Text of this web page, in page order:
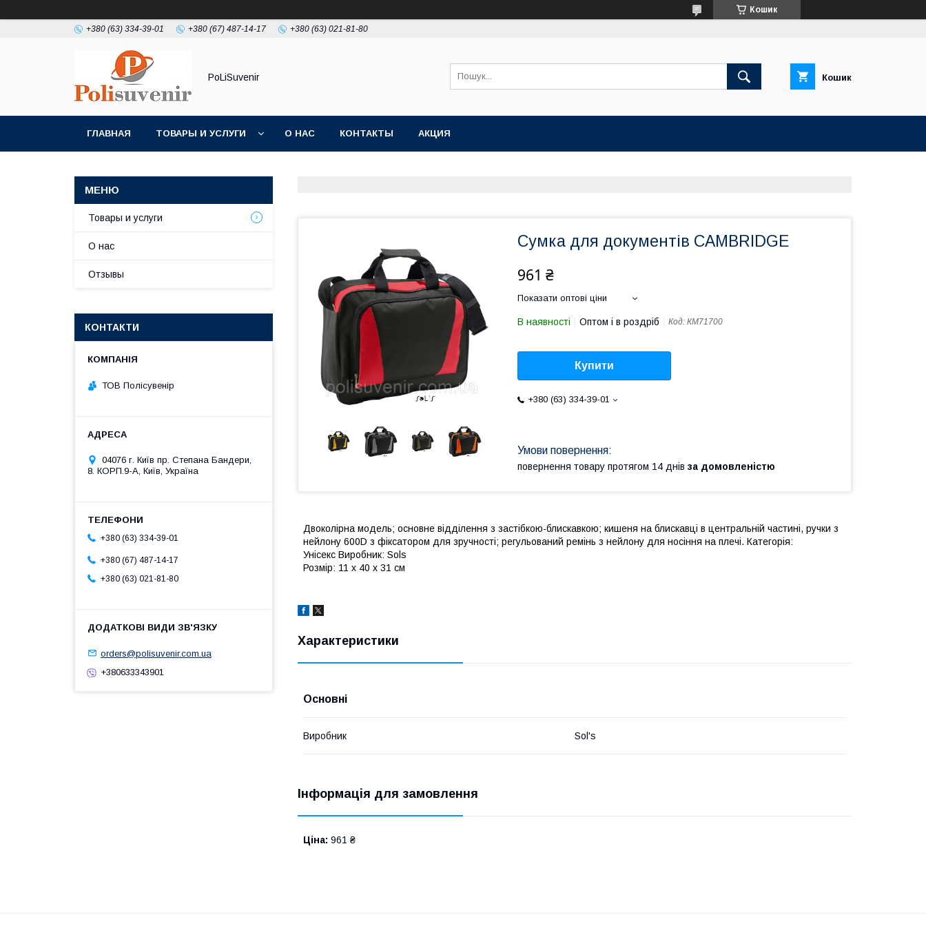
Кошик
+380 (63) 334-39-01 +380 (67) 487-14-17 +380 (63) 021-81-80
PoLiSuvenir Кошик
ГЛАВНАЯ ТОВАРЫ И УСЛУГИ О НАС КОНТАКТЫ АКЦИЯ
Сумка для документів CAMBRIDGE
961 ₴
Показати оптові ціни
В наявності Оптом і в роздріб Код: КМ71700
Купити
+380 (63) 334-39-01
повернення товару протягом 14 днів за домовленістю
Двоколірна модель; основне відділення з застібкою-блискавкою; кишеня на блискавці в центральній частині, ручки з
нейлону 600D з фіксатором для зручності; регульований ремінь з нейлону для носіння на плечі. Категорія:
Унісекс Виробник: Sols
Розмір: 11 x 40 x 31 см
Характеристики
Основні
Виробник Sol's
Інформація для замовлення
Ціна: 961 ₴
Товары и услуги
О нас
Отзывы
КОНТАКТИ
ТОВ Полісувенір
04076 г. Київ пр. Степана Бандери,
8. КОРП.9-А, Київ, Україна
+380 (63) 334-39-01
+380 (67) 487-14-17
+380 (63) 021-81-80
orders@polisuvenir.com.ua
+380633343901